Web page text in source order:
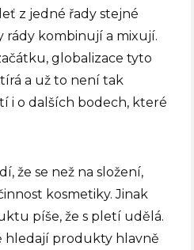
z jedné řady stejné
rády kombinují a mixují.
globalizace tyto
a už to není tak
i o dalších bodech, které
že se než na složení,
kosmetiky. Jinak
píše, že s pletí udělá.
hledají produkty hlavně